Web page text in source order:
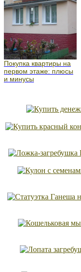
Покупка квартиры на
первом этаже: плюсы
и минусы